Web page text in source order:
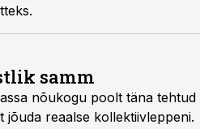
samm
reaalse kollektiivleppeni.